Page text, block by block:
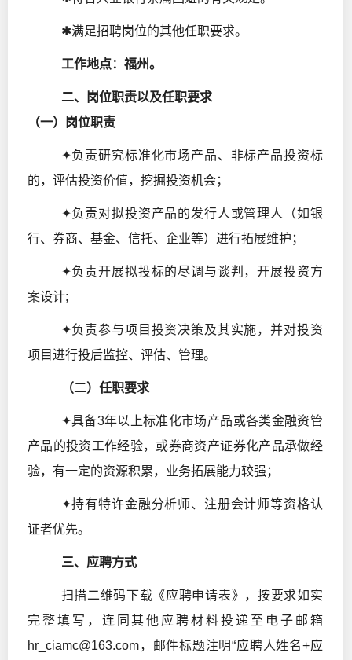
✱满足招聘岗位的其他任职要求。
工作地点：福州。
二、岗位职责以及任职要求
（一）岗位职责
✦负责研究标准化市场产品、非标产品投资标
的，评估投资价值，挖掘投资机会；
✦负责对拟投资产品的发行人或管理人（如银
行、券商、基金、信托、企业等）进行拓展维护；
✦负责开展拟投标的尽调与谈判，开展投资方
案设计;
✦负责参与项目投资决策及其实施，并对投资
项目进行投后监控、评估、管理。
（二）任职要求
✦具备3年以上标准化市场产品或各类金融资管
产品的投资工作经验，或券商资产证券化产品承做经
验，有一定的资源积累，业务拓展能力较强；
✦持有特许金融分析师、注册会计师等资格认
证者优先。
三、应聘方式
扫描二维码下载《应聘申请表》，按要求如实
完整填写，连同其他应聘材料投递至电子邮箱
hr_ciamc@163.com，邮件标题注明“应聘人姓名+应